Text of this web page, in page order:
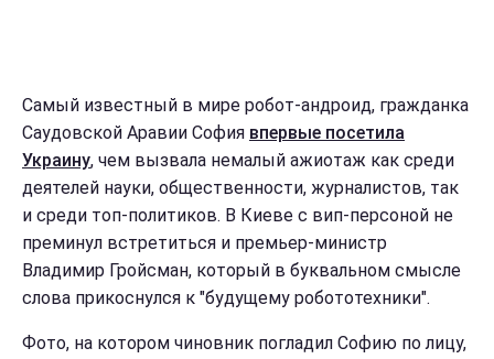
Самый известный в мире робот-андроид, гражданка
Саудовской Аравии София впервые посетила
Украину, чем вызвала немалый ажиотаж как среди
деятелей науки, общественности, журналистов, так
и среди топ-политиков. В Киеве с вип-персоной не
преминул встретиться и премьер-министр
Владимир Гройсман, который в буквальном смысле
слова прикоснулся к "будущему робототехники".
Фото, на котором чиновник погладил Софию по лицу,